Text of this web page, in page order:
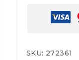
SKU: 272361